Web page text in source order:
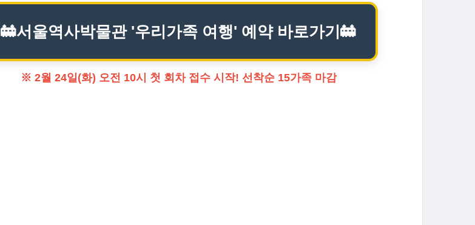
🚋서울역사박물관 '우리가족 여행' 예약 바로가기🚋
※ 2월 24일(화) 오전 10시 첫 회차 접수 시작! 선착순 15가족 마감